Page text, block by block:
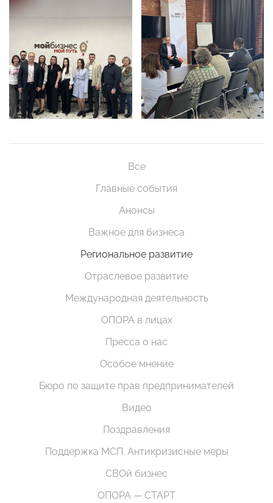
Все
Главные события
Анонсы
Важное для бизнеса
Региональное развитие
Отраслевое развитие
Международная деятельность
ОПОРА в лицах
Пресса о нас
Особое мнение
Бюро по защите прав предпринимателей
Видео
Поздравления
Поддержка МСП. Антикризисные меры
СВОй бизнес
ОПОРА — СТАРТ